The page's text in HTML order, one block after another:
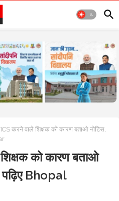
करने वाले शिक्षक को कारण बताओ नोटिस,
को कारण बताओ
पढ़िए Bhopal